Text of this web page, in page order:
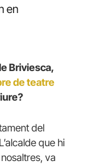
en
Briviesca,
de teatre
del
que hi
va